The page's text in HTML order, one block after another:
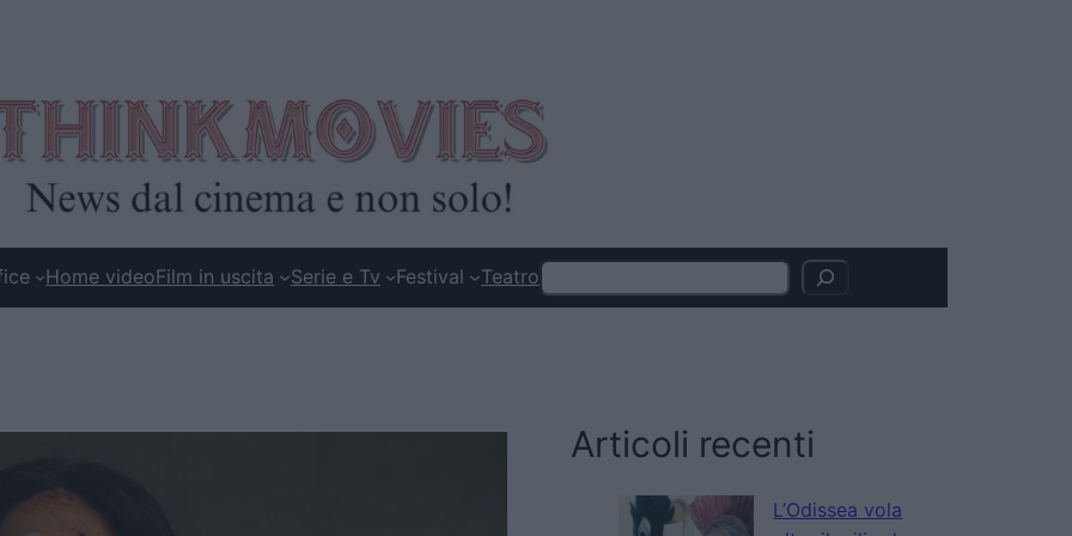
Home videoFilm in uscita Serie e Tv Festival TeatroSearch
Articoli recenti
L’Odissea vola